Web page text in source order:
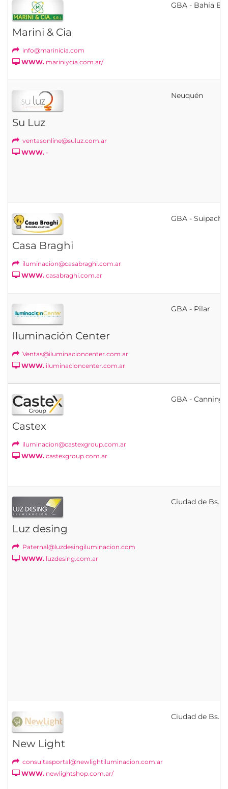
Marini & Cia
info@marinicia.com
WWW. mariniycia.com.ar/
GBA - Bahía
Su Luz
ventasonline@suluz.com.ar
WWW. -
Neuquén
Casa Braghi
iluminacion@casabraghi.com.ar
WWW. casabraghi.com.ar
GBA - Suipacha
Iluminación Center
Ventas@iluminacioncenter.com.ar
WWW. iluminacioncenter.com.ar
GBA - Pilar
Castex
iluminacion@castexgroup.com.ar
WWW. castexgroup.com.ar
GBA - Canning
Luz desing
Paternal@luzdesingiluminacion.com
WWW. luzdesing.com.ar
Ciudad de Bs.
New Light
consultasportal@newlightiluminacion.com.ar
WWW. newlightshop.com.ar/
Ciudad de Bs.